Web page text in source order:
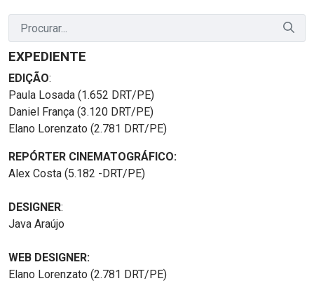
EXPEDIENTE
EDIÇÃO:
Paula Losada (1.652 DRT/PE)
Daniel França (3.120 DRT/PE)
Elano Lorenzato (2.781 DRT/PE)
REPÓRTER CINEMATOGRÁFICO:
Alex Costa (5.182 -DRT/PE)
DESIGNER:
Java Araújo
WEB DESIGNER:
Elano Lorenzato (2.781 DRT/PE)